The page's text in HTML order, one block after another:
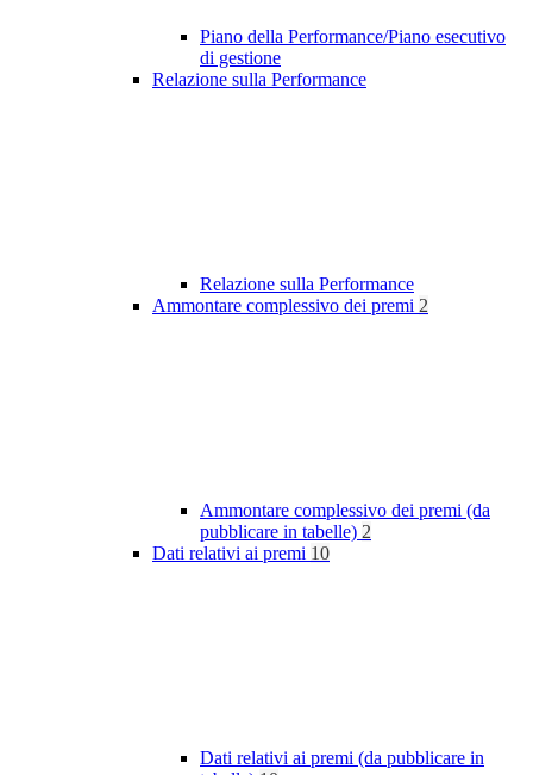
Piano della Performance/Piano esecutivo
di gestione
Relazione sulla Performance
Relazione sulla Performance
Ammontare complessivo dei premi 2
Ammontare complessivo dei premi (da
pubblicare in tabelle) 2
Dati relativi ai premi 10
Dati relativi ai premi (da pubblicare in